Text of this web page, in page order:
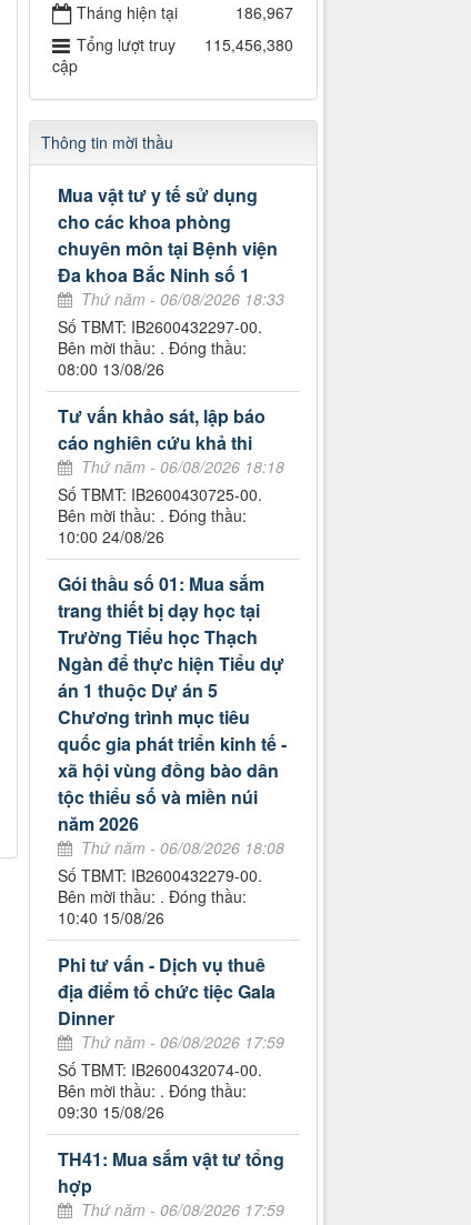
Tháng hiện tại
186,967
Tổng lượt truy
cập
115,456,380
Thông tin mời thầu
Mua vật tư y tế sử dụng
cho các khoa phòng
chuyên môn tại Bệnh viện
Đa khoa Bắc Ninh số 1
Thứ năm - 06/08/2026 18:33
Số TBMT: IB2600432297-00.
Bên mời thầu: . Đóng thầu:
08:00 13/08/26
Tư vấn khảo sát, lập báo
cáo nghiên cứu khả thi
Thứ năm - 06/08/2026 18:18
Số TBMT: IB2600430725-00.
Bên mời thầu: . Đóng thầu:
10:00 24/08/26
Gói thầu số 01: Mua sắm
trang thiết bị dạy học tại
Trường Tiểu học Thạch
Ngàn để thực hiện Tiểu dự
án 1 thuộc Dự án 5
Chương trình mục tiêu
quốc gia phát triển kinh tế -
xã hội vùng đồng bào dân
tộc thiểu số và miền núi
năm 2026
Thứ năm - 06/08/2026 18:08
Số TBMT: IB2600432279-00.
Bên mời thầu: . Đóng thầu:
10:40 15/08/26
Phi tư vấn - Dịch vụ thuê
địa điểm tổ chức tiệc Gala
Dinner
Thứ năm - 06/08/2026 17:59
Số TBMT: IB2600432074-00.
Bên mời thầu: . Đóng thầu:
09:30 15/08/26
TH41: Mua sắm vật tư tổng
hợp
Thứ năm - 06/08/2026 17:59